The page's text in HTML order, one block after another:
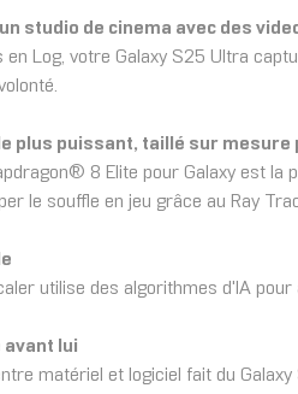
studio de cinema avec des
en Log, votre Galaxy S25 Ultra
plus puissant, taillé sur mesure
8 Elite pour Galaxy est
le souffle en jeu grâce au Ray
utilise des algorithmes d'IA
lui
matériel et logiciel fait du